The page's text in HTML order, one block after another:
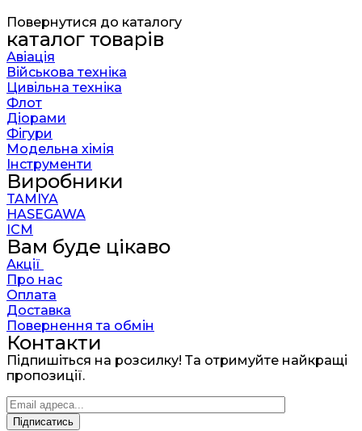
Повернутися до каталогу
каталог товарів
Авіація
Військова техніка
Цивільна техніка
Флот
Діорами
Фігури
Модельна хімія
Інструменти
Виробники
TAMIYA
HASEGAWA
ICM
Вам буде цікаво
Акції
Про нас
Оплата
Доставка
Повернення та обмін
Контакти
Підпишіться на розсилку! Та отримуйте найкращі
пропозиції.